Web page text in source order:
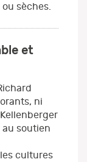
sèches.
et
ni
soutien
cultures